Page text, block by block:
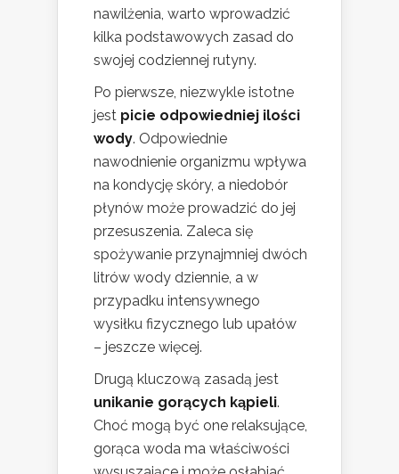
nawilżenia, warto wprowadzić
kilka podstawowych zasad do
swojej codziennej rutyny.
Po pierwsze, niezwykle istotne
jest picie odpowiedniej ilości
wody. Odpowiednie
nawodnienie organizmu wpływa
na kondycję skóry, a niedobór
płynów może prowadzić do jej
przesuszenia. Zaleca się
spożywanie przynajmniej dwóch
litrów wody dziennie, a w
przypadku intensywnego
wysiłku fizycznego lub upałów
– jeszcze więcej.
Drugą kluczową zasadą jest
unikanie gorących kąpieli.
Choć mogą być one relaksujące,
gorąca woda ma właściwości